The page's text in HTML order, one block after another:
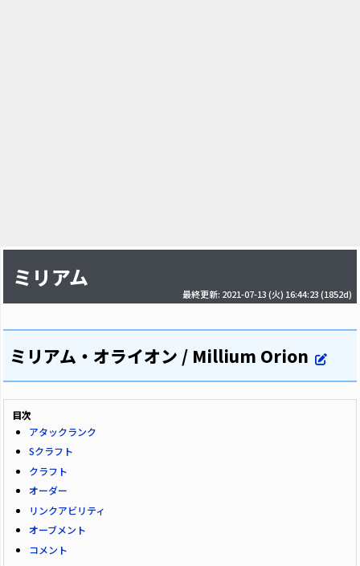
ミリアム
最終更新: 2021-07-13 (火) 16:44:23(1852d)
ミリアム・オライオン / Millium Orion
目次
アタックランク
Sクラフト
クラフト
オーダー
リンクアビリティ
オーブメント
コメント